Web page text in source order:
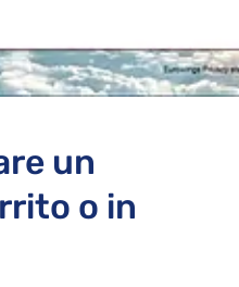
un
o in